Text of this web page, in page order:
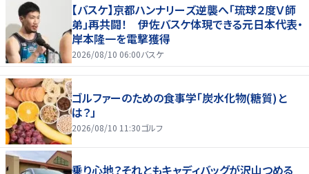
【バスケ】京都ハンナリーズ逆襲へ「琉球２度Ｖ師
弟」再共闘！ 伊佐バスケ体現できる元日本代表・
岸本隆一を電撃獲得
2026/08/10 06:00バスケ
ゴルファーのための食事学「炭水化物(糖質)と
は？」
2026/08/10 11:30ゴルフ
乗り心地？それともキャディバッグが沢山つめる